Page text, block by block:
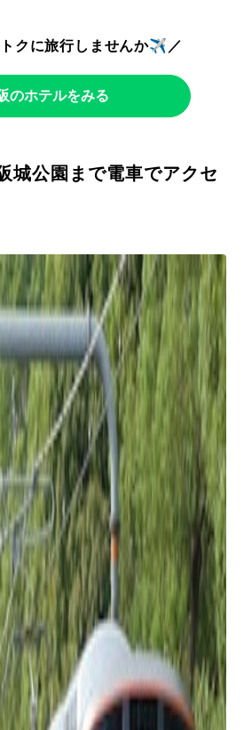
クに旅行しませんか✈️／
のホテルをみる
城公園まで電車でアクセ